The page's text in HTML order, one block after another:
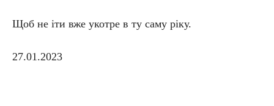
Щоб не іти вже укотре в ту саму ріку.
27.01.2023